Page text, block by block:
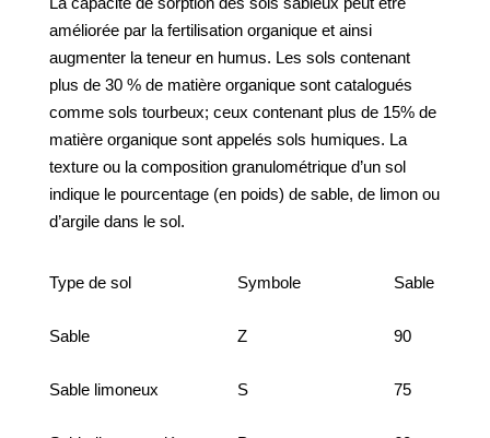
améliorée par la fertilisation organique et ainsi
augmenter la teneur en humus. Les sols contenant
plus de 30 % de matière organique sont catalogués
comme sols tourbeux; ceux contenant plus de 15% de
matière organique sont appelés sols humiques. La
texture ou la composition granulométrique d’un sol
indique le pourcentage (en poids) de sable, de limon ou
d’argile dans le sol.
Type de sol Symbole Sable
Sable Z 90
Sable limoneux S 75